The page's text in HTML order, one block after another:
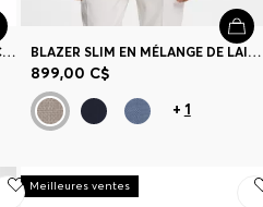
MOCASSINS EN CUIR SUÉDÉ AVEC FINITION PENNY LOGO BLAZER SLIM EN MÉLANGE DE LAINE VIERGE À MOTIF
899,00 C$
+ 1
Meilleures ventes